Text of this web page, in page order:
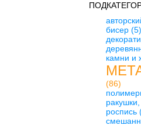
бисер (5)
камни и
(86)
роспись